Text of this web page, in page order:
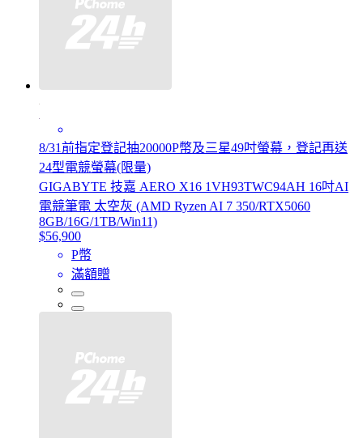
8/31前指定登記抽20000P幣及三星49吋螢幕，登記再送
24型電競螢幕(限量)
GIGABYTE 技嘉 AERO X16 1VH93TWC94AH 16吋AI
電競筆電 太空灰 (AMD Ryzen AI 7 350/RTX5060
8GB/16G/1TB/Win11)
$56,900
P幣
滿額贈